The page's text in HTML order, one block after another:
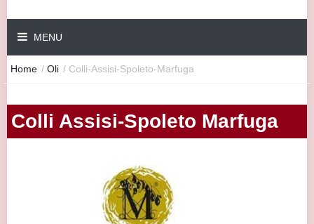
MENU
Home / Oli / Colli-Assisi-Spoleto-Marfuga
Colli Assisi-Spoleto Marfuga